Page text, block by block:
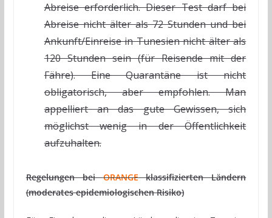
Abreise erforderlich. Dieser Test darf bei
Abreise nicht älter als 72 Stunden und bei
Ankunft/Einreise in Tunesien nicht älter als
120 Stunden sein (für Reisende mit der
Fähre). Eine Quarantäne ist nicht
obligatorisch, aber empfohlen. Man
appelliert an das gute Gewissen, sich
möglichst wenig in der Öffentlichkeit
aufzuhalten.
Regelungen beiORANGEklassifizierten Ländern
(moderates epidemiologischen Risiko)